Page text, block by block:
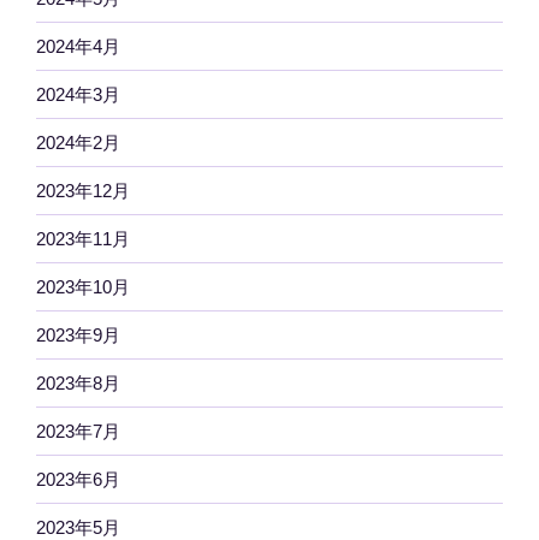
2024年4月
2024年3月
2024年2月
2023年12月
2023年11月
2023年10月
2023年9月
2023年8月
2023年7月
2023年6月
2023年5月